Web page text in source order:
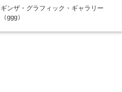
ギンザ・グラフィック・ギャラリー
（ggg）